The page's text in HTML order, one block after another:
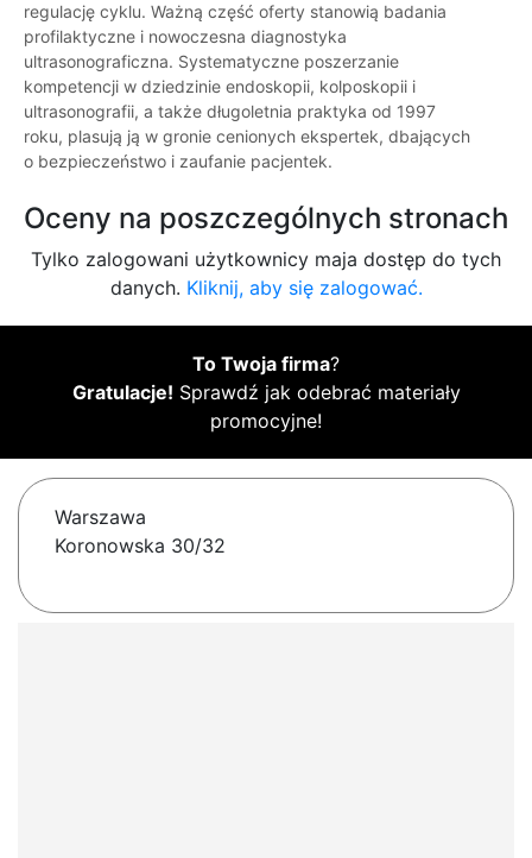
regulację cyklu. Ważną część oferty stanowią badania
profilaktyczne i nowoczesna diagnostyka
ultrasonograficzna. Systematyczne poszerzanie
kompetencji w dziedzinie endoskopii, kolposkopii i
ultrasonografii, a także długoletnia praktyka od 1997
roku, plasują ją w gronie cenionych ekspertek, dbających
o bezpieczeństwo i zaufanie pacjentek.
Oceny na poszczególnych stronach
Tylko zalogowani użytkownicy maja dostęp do tych
danych. Kliknij, aby się zalogować.
To Twoja firma?
Gratulacje! Sprawdź jak odebrać materiały
promocyjne!
Warszawa
Koronowska 30/32